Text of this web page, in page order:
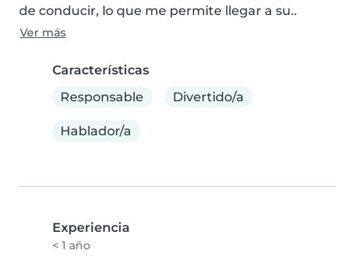
de conducir, lo que me permite llegar a su..
Ver más
Características
Responsable
Divertido/a
Hablador/a
Experiencia
< 1 año